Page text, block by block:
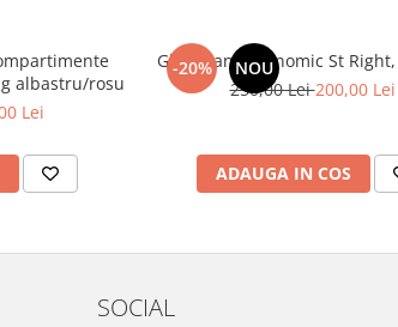
Barcelona AB340 Astrabag albastru/rosu
Lei
-20% NOU
Ghiozdan ergonomic St
250,00 Lei200,00 Lei
ADAUGA IN COS
SOCIAL